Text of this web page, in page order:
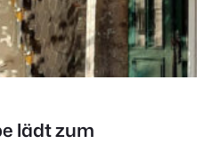
lädt zum